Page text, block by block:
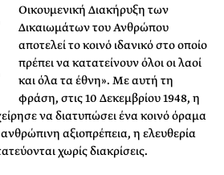
Οικουμενική Διακήρυξη των
Δικαιωμάτων του Ανθρώπου
αποτελεί το κοινό ιδανικό στο οποίο
πρέπει να κατατείνουν όλοι οι λαοί
και όλα τα έθνη». Με αυτή τη
φράση, στις 10 Δεκεμβρίου 1948, η
να διατυπώσει ένα κοινό όραμα
αξιοπρέπεια, η ελευθερία
χωρίς διακρίσεις.